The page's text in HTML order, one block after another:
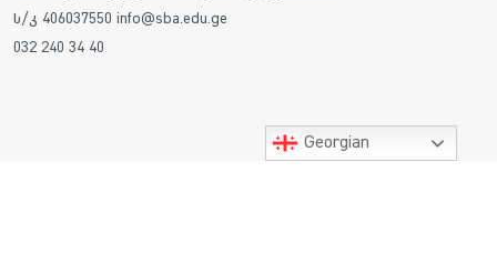
ს/კ 406037550 info@sba.edu.ge
032 240 34 40
Georgian